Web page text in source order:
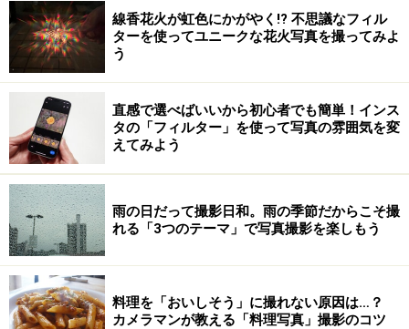
す。なければ 夜景モードを選ぶとよいでしょう。シーン
モードを使わず、プログラムモードでも撮影は可能で
す。各モードによって写り方に違いがあるので、いくつ
か試して比較してみるのもよいでしょう。
また、寒いところでの撮影では、バッテリーの消耗が早
まります。撮影前にバッテリーの充電、予備のバッテリ
ーの携帯もお忘れなく。
次のページでは、イルミネーションをより輝かせて撮る
方法をご紹介しましょう！＞＞
※記事内容は執筆時点のものです。最新の内容をご確認くださ
い。
線香花火が虹色にかがやく!? 不思議なフィル
ターを使ってユニークな花火写真を撮ってみよ
う
直感で選べばいいから初心者でも簡単！インス
タの「フィルター」を使って写真の雰囲気を変
えてみよう
雨の日だって撮影日和。雨の季節だからこそ撮
れる「3つのテーマ」で写真撮影を楽しもう
料理を「おいしそう」に撮れない原因は…？
カメラマンが教える「料理写真」撮影のコツ